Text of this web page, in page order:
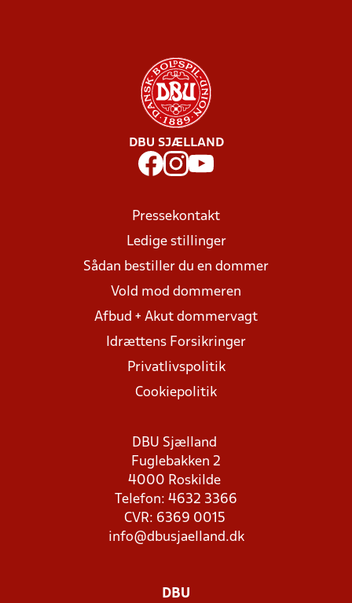
DBU SJÆLLAND
Pressekontakt
Ledige stillinger
Sådan bestiller du en dommer
Vold mod dommeren
Afbud + Akut dommervagt
Idrættens Forsikringer
Privatlivspolitik
Cookiepolitik
DBU Sjælland
Fuglebakken 2
4000 Roskilde
Telefon: 4632 3366
CVR: 6369 0015
info@dbusjaelland.dk
DBU